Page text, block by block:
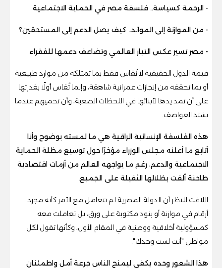
- الرحمة كسياسة.. فلسفة مصر في الحماية الاجتماعية
- من الموازنة إلى الموائد.. كيف يصل الدعم إلى المستحقين؟
- مصر تسير عكس التيار العالمي وتضاعف دعمها للفقراء
قيمة الدول الحقيقية لا تُقاس فقط بما تمتلكه من موارد طبيعية
أو بما تحققه من إنجازات عمرانية شاهقة، وإنما تُقاس أولًا بقدرتها
على أن تمد يدها لأبنائها في اللحظات الصعبة، وأن تحميهم عندما
تشتد العواصف.
هذه الفلسفة الإنسانية الراقية هي ما لمسته بوضوح وأنا
أتابع ما أعلنه مجلس الوزراء مؤخرًا حول توسيع مظلة الحماية
الاجتماعية والدعم، رغم ما يواجهه العالم من أزمات اقتصادية
طاحنة ألقت بظلالها الثقيلة على الجميع.
اللافت للنظر أن الدولة المصرية لم تتعامل مع الأمر كأنه مجرد
أرقام في موازنة أو بنود مكتوبة على ورق، بل تعاملت معه
كمسؤولية أخلاقية ووطنية في المقام الأول، وكأنها تقول لكل
مواطن "أنت لست وحدك".
هذا الشعور وحده يكفي ليمنح الناس جرعة أمل واطمئنان